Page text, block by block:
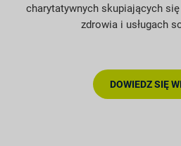
charytatywnych skupiających
zdrowia i usługach
DOWIEDZ SIĘ